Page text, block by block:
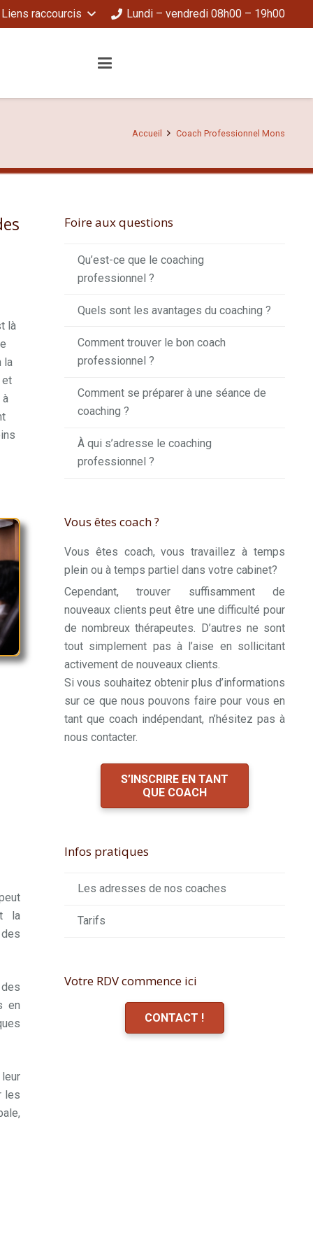
Liens raccourcis Lundi – vendredi 08h00 – 19h00
Accueil Coach Professionnel Mons
là
la
à
la
en
les
Foire aux questions
Qu’est-ce que le coaching
professionnel ?
Quels sont les avantages du coaching ?
Comment trouver le bon coach
professionnel ?
Comment se préparer à une séance de
coaching ?
À qui s’adresse le coaching
professionnel ?
Vous êtes coach ?
Vous êtes coach, vous travaillez à temps
plein ou à temps partiel dans votre cabinet?
Cependant, trouver suffisamment de
nouveaux clients peut être une difficulté pour
de nombreux thérapeutes. D’autres ne sont
tout simplement pas à l’aise en sollicitant
activement de nouveaux clients.
Si vous souhaitez obtenir plus d’informations
sur ce que nous pouvons faire pour vous en
tant que coach indépendant, n’hésitez pas à
nous contacter.
S’INSCRIRE EN TANT
QUE COACH
Infos pratiques
Les adresses de nos coaches
Tarifs
Votre RDV commence ici
CONTACT !